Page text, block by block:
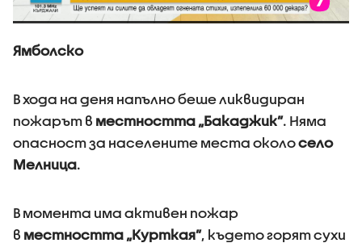
Ямболско
В хода на деня напълно беше ликвидиран
пожарът в местността „Бакаджик”. Няма
опасност за населените места околосело
Мелница.
В момента има активен пожар
в местността „Курткая”, където горят сухи